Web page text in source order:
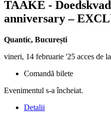
TAAKE -
anniversary –
Quantic, București
vineri, 14 februarie '25 acces de
Comandă bilete
Evenimentul s-a încheiat.
Detalii